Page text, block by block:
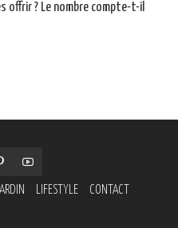
offrir ? Le nombre compte-t-il
LIFESTYLE CONTACT